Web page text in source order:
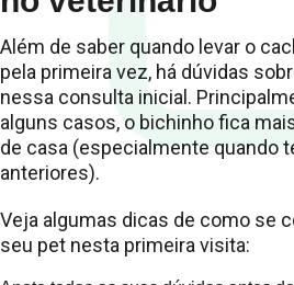
Além de saber quando levar o
pela primeira vez, há dúvidas
nessa consulta inicial.
alguns casos, o bichinho fica
de casa (especialmente quando
anteriores).
Veja algumas dicas de como se
seu pet nesta primeira visita: